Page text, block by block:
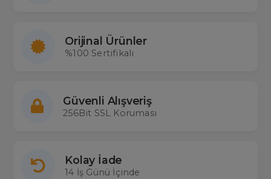
Orijinal Ürünler
%100 Sertifikalı
Güvenli Alışveriş
256Bit SSL Koruması
Kolay İade
14 İş Günü İçinde